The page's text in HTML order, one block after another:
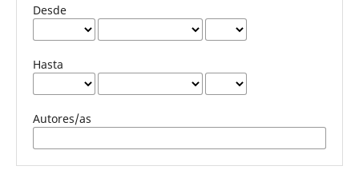
Desde
Hasta
Autores/as